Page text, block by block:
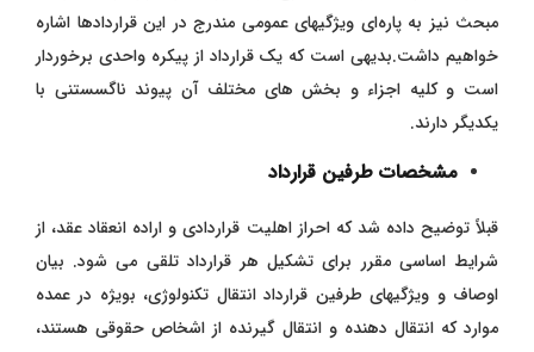
مبحث نیز به پاره‌ای ویژگیهای عمومی مندرج در این قراردادها اشاره
خواهیم داشت.بدیهی است که یک قرارداد از پیکره واحدی برخوردار
است و کلیه اجزاء و بخش های مختلف آن پیوند ناگسستنی با
یکدیگر دارند.
مشخصات طرفین قرارداد
قبلاً توضیح داده شد که احراز اهلیت قراردادی و اراده انعقاد عقد، از
شرایط اساسی مقرر برای تشکیل هر قرارداد تلقی می شود. بیان
اوصاف و ویژگیهای طرفین قرارداد انتقال تکنولوژی، بویژه در عمده
موارد که انتقال دهنده و انتقال گیرنده از اشخاص حقوقی هستند،